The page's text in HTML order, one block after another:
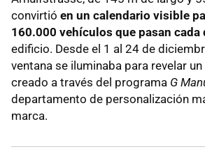
convirtió en un calendario visible
160.000 vehículos que pasan cada
edificio. Desde el 1 al 24 de
ventana se iluminaba para revelar un
creado a través del programa G
departamento de personalización
marca.